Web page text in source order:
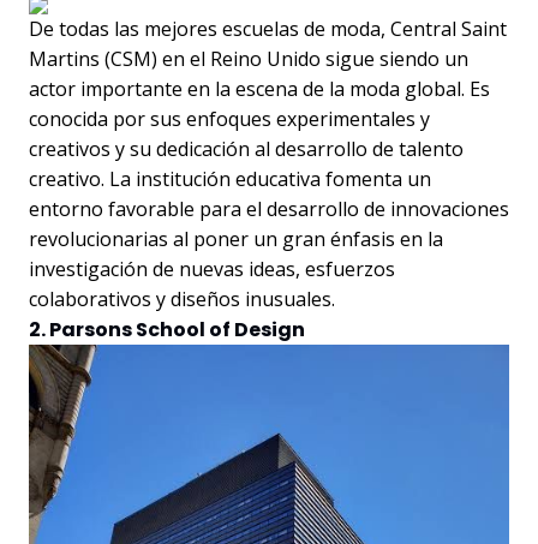
De todas las mejores escuelas de moda, Central Saint
Martins (CSM) en el Reino Unido sigue siendo un
actor importante en la escena de la moda global. Es
conocida por sus enfoques experimentales y
creativos y su dedicación al desarrollo de talento
creativo. La institución educativa fomenta un
entorno favorable para el desarrollo de innovaciones
revolucionarias al poner un gran énfasis en la
investigación de nuevas ideas, esfuerzos
colaborativos y diseños inusuales.
2. Parsons School of Design